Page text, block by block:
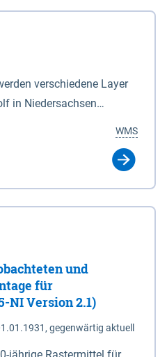
Tidegewässern, die dem
erhöhten Tiden, vor allem
bestimmt sind (§2 Abs.3
durch Widmung, die
ausspricht.
verschiedene Layer
in Niedersachsen
Wolfsterritorien im
WMS
und
für
NI Version 2.1)
gegenwärtig aktuell